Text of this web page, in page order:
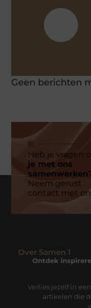
Geen berichten
Heb je vragen
je met ons
Neem gerust
contact met
Over Samen 1
Ontdek
Verlies jezelf in
artikelen die